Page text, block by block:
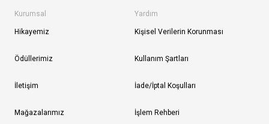
Kurumsal
Hikayemiz
Ödüllerimiz
İletişim
Mağazalarımız
Yardım
Kişisel Verilerin Korunması
Kullanım Şartları
İade/İptal Koşulları
İşlem Rehberi